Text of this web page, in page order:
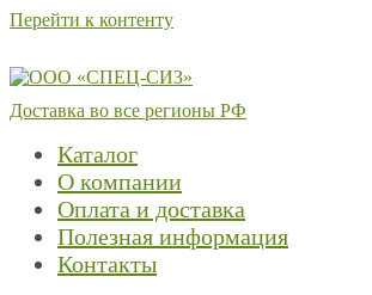
Перейти к контенту
Доставка во все регионы РФ
Каталог
О компании
Оплата и доставка
Полезная информация
Контакты